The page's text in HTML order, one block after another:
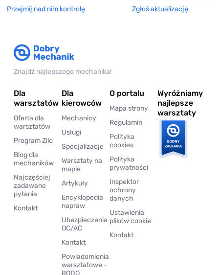
Przejmij nad nim kontrolę
Zgłoś aktualizację
Znajdź najlepszego mechanika!
Dla
warsztatów
Oferta dla
warsztatów
Program Zilo
Blog dla
mechaników
Najczęściej
zadawane
pytania
Kontakt
Dla
kierowców
Mechanicy
Usługi
Specjalizacje
Warsztaty na
mapie
Artykuły
Encyklopedia
napraw
Ubezpieczenia
OC/AC
Kontakt
Powiadomienia
warsztatowe -
RODO
O portalu
Mapa strony
Regulamin
Polityka
cookies
Polityka
prywatności
Inspektor
ochrony
danych
Ustawienia
plików cookie
Kontakt
Wyróżniamy
najlepsze
warsztaty